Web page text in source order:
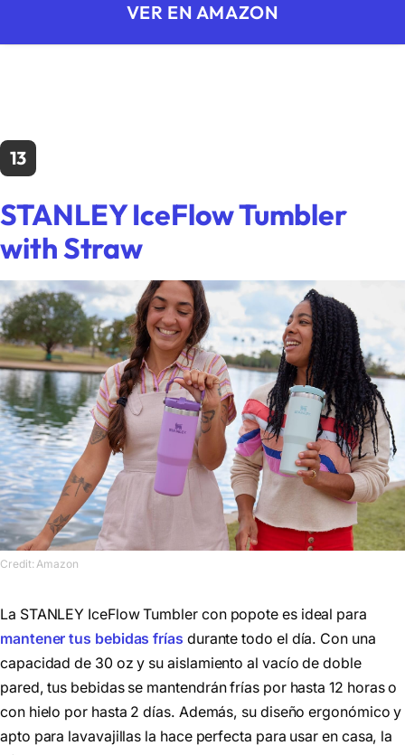
VER EN AMAZON
13
STANLEY IceFlow Tumbler
with Straw
Credit: Amazon
La STANLEY IceFlow Tumbler con popote es ideal para
mantener tus bebidas frías durante todo el día. Con una
capacidad de 30 oz y su aislamiento al vacío de doble
pared, tus bebidas se mantendrán frías por hasta 12 horas o
con hielo por hasta 2 días. Además, su diseño ergonómico y
apto para lavavajillas la hace perfecta para usar en casa, la